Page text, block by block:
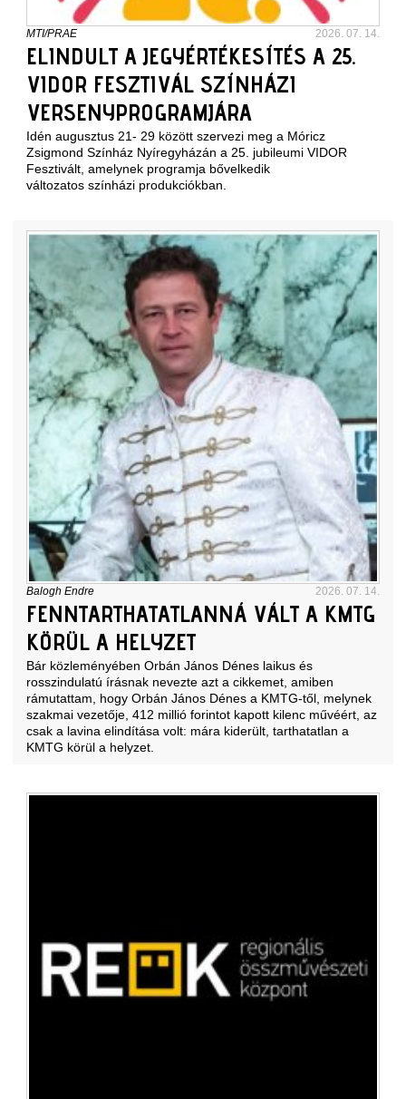
MTI/PRAE 2026. 07. 14.
ELINDULT A JEGYÉRTÉKESÍTÉS A 25.
VIDOR FESZTIVÁL SZÍNHÁZI
VERSENYPROGRAMJÁRA
Idén augusztus 21- 29 között szervezi meg a Móricz
Zsigmond Színház Nyíregyházán a 25. jubileumi VIDOR
Fesztivált, amelynek programja bővelkedik
változatos színházi produkciókban.
Balogh Endre 2026. 07. 14.
FENNTARTHATATLANNÁ VÁLT A KMTG
KÖRÜL A HELYZET
Bár közleményében Orbán János Dénes laikus és
rosszindulatú írásnak nevezte azt a cikkemet , amiben
rámutattam, hogy Orbán János Dénes a KMTG-től, melynek
szakmai vezetője, 412 millió forintot kapott kilenc művéért, az
csak a lavina elindítása volt: mára kiderült, tarthatatlan a
KMTG körül a helyzet.